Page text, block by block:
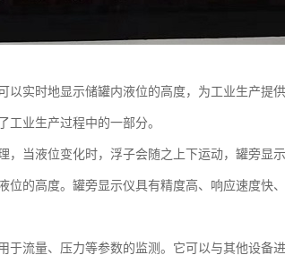
以实时地显示储罐内液位的高度，为工业生产提
工业生产过程中的一部分。
，当液位变化时，浮子会随之上下运动，罐旁显
位的高度。罐旁显示仪具有精度高、响应速度快
于流量、压力等参数的监测。它可以与其他设备